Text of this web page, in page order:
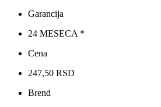
Garancija
24 MESECA *
Cena
247,50 RSD
Brend